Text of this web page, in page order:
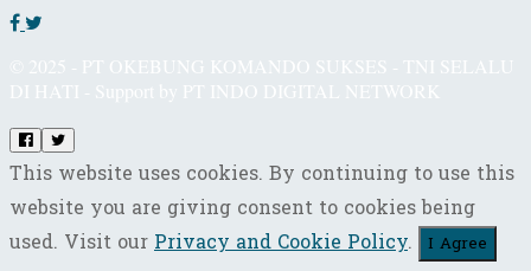
© 2025 - PT OKEBUNG KOMANDO SUKSES - TNI SELALU
DI HATI - Support by PT INDO DIGITAL NETWORK
This website uses cookies. By continuing to use this
website you are giving consent to cookies being
used. Visit ourPrivacy and Cookie Policy. I Agree